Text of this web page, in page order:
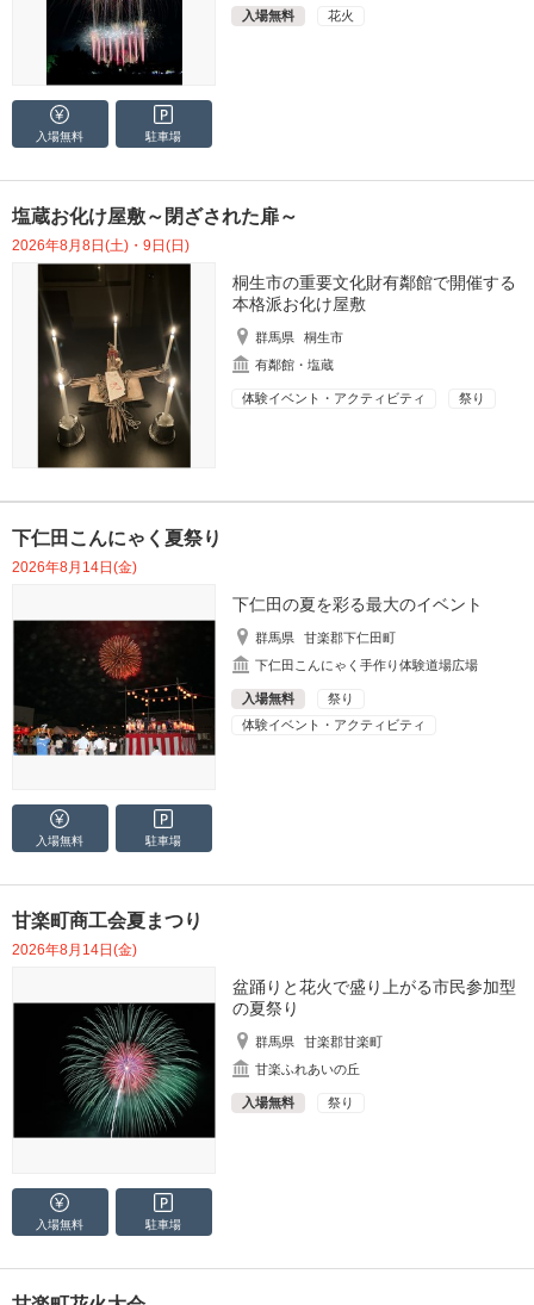
入場無料 花火
入場無料 駐車場
塩蔵お化け屋敷～閉ざされた扉～
2026年8月8日(土)・9日(日)
桐生市の重要文化財有鄰館で開催する
本格派お化け屋敷
群馬県
桐生市
有鄰館・塩蔵
体験イベント・アクティビティ 祭り
下仁田こんにゃく夏祭り
2026年8月14日(金)
下仁田の夏を彩る最大のイベント
群馬県
甘楽郡下仁田町
下仁田こんにゃく手作り体験道場広場
入場無料
祭り
体験イベント・アクティビティ
入場無料 駐車場
甘楽町商工会夏まつり
2026年8月14日(金)
盆踊りと花火で盛り上がる市民参加型
の夏祭り
群馬県
甘楽郡甘楽町
甘楽ふれあいの丘
入場無料 祭り
入場無料 駐車場